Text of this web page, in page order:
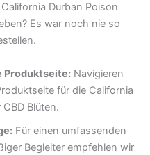
Durban Poison
Es war noch nie so
Produktseite:Navigieren
für die California
Blüten.
Für einen umfassenden
Begleiter empfehlen wir